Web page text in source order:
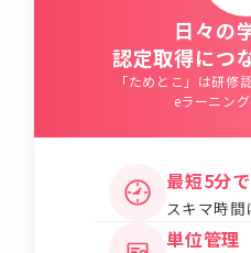
日々の
認定取得につ
「ためとこ」は研修
eラーニン
最短5分
スキマ時間
単位管理